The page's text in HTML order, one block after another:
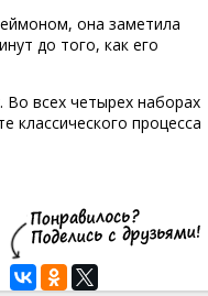
она заметила
до того, как его
всех четырех наборах
классического процесса